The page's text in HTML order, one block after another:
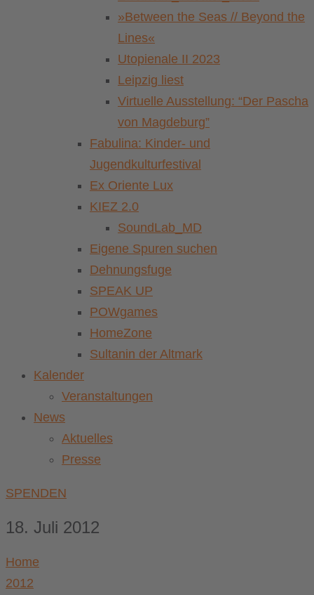
»Between the Seas // Beyond the
Lines«
Utopienale II 2023
Leipzig liest
Virtuelle Ausstellung: “Der Pascha
von Magdeburg”
Fabulina: Kinder- und
Jugendkulturfestival
Ex Oriente Lux
KIEZ 2.0
SoundLab_MD
Eigene Spuren suchen
Dehnungsfuge
SPEAK UP
POWgames
HomeZone
Sultanin der Altmark
Kalender
Veranstaltungen
News
Aktuelles
Presse
SPENDEN
18. Juli 2012
Home
2012